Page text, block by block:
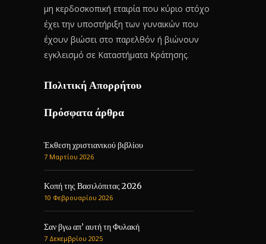
μη κερδοσκοπική εταιρία που κύριο στόχο
έχει την υποστήριξη των γυναικών που
έχουν βιώσει στο παρελθόν ή βιώνουν
εγκλεισμό σε Καταστήματα Κράτησης.
Πολιτική Απορρήτου
Πρόσφατα άρθρα
Έκθεση χριστιανικού βιβλίου
7 Μαρτίου 2026
Κοπή της Βασιλόπιτας 2026
10 Φεβρουαρίου 2026
Σαν βγω απ’ αυτή τη Φυλακή
7 Δεκεμβρίου 2025